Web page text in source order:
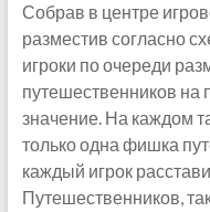
Собрав в центре
разместив согласно
игроки по очереди
путешественников на
значение. На каждом
только одна фишка
каждый игрок
Путешественников,